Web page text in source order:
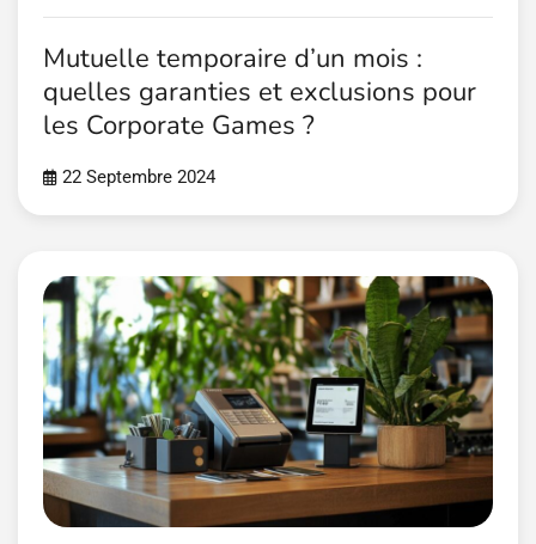
Mutuelle temporaire d’un mois :
quelles garanties et exclusions pour
les Corporate Games ?
22 Septembre 2024